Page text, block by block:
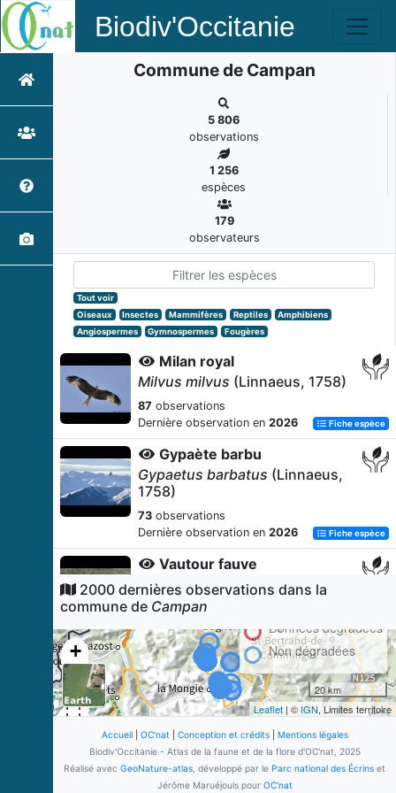
Biodiv'Occitanie
Commune de Campan
5 806
observations
1 256
espèces
179
observateurs
Tout voir
Oiseaux
Insectes Mammifères Reptiles
Amphibiens
Angiospermes
Gymnospermes Fougères
Milan royal
Milvus milvus (Linnaeus, 1758)
87 observations
Dernière observation en 2026 Fiche espèce
Gypaète barbu
Gypaetus barbatus (Linnaeus,
1758)
73 observations
Dernière observation en 2026 Fiche espèce
Vautour fauve
Gyps fulvus(Hablizl, 1783)
71 observations
Lézard des murailles (Le)
Podarcis muralis(Laurenti, 1768)
67observations
Dernière observation en2026 Fiche espèce
Loutre d'Europe
Lutra lutra(Linnaeus, 1758)
2000 dernières observations dans la
commune de Campan
+
Données dégradées
Non dégradées
20 km
Leaflet | © IGN, Limites territoire
Accueil| OC'nat| Conception et crédits| Mentions légales
Biodiv'Occitanie - Atlas de la faune et de la flore d'OC'nat, 2025
Réalisé avec GeoNature-atlas , développé par le Parc national des Écrins et
Jérôme Maruéjouls pour OC'nat